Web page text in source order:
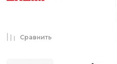
Сравнить